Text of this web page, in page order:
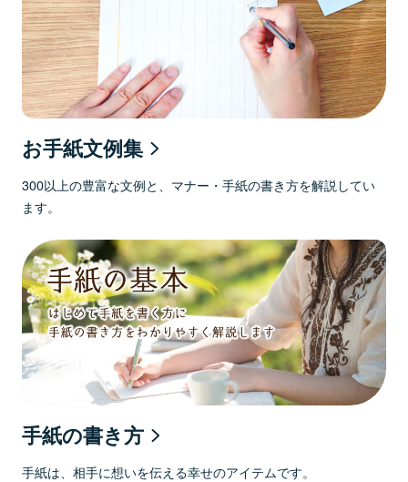
お手紙文例集
300以上の豊富な文例と、マナー・手紙の書き方を解説してい
ます。
手紙の書き方
手紙は、相手に想いを伝える幸せのアイテムです。